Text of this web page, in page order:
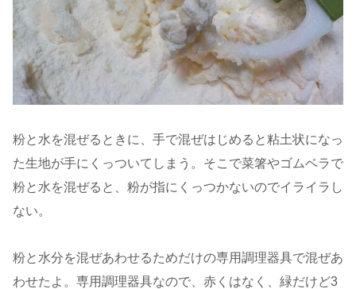
粉と水を混ぜるときに、手で混ぜはじめると粘土状になっ
た生地が手にくっついてしまう。そこで菜箸やゴムベラで
粉と水を混ぜると、粉が指にくっつかないのでイライラし
ない。
粉と水分を混ぜあわせるためだけの専用調理器具で混ぜあ
わせたよ。専用調理器具なので、赤くはなく、緑だけど3